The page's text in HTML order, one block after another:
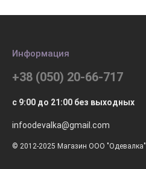
Информация
+38 (050) 20-66-717
с 9:00 до 21:00 без выходных
infoodevalka@gmail.com
© 2012-2025 Магазин ООО "Одевалка"